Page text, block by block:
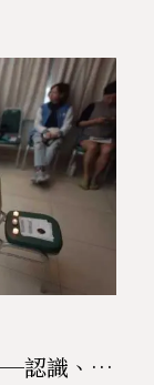
死亡教育課程 | 必須修的一科──認識、體驗、了解死亡，與哀傷同行課程